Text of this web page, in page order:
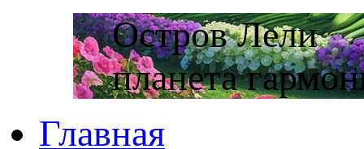
Остров Лели
планета
Главная